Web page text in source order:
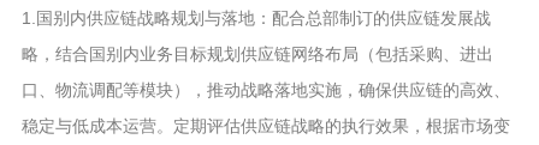
1.国别内供应链战略规划与落地：配合总部制订的供应链发展战
略，结合国别内业务目标规划供应链网络布局（包括采购、进出
口、物流调配等模块），推动战略落地实施，确保供应链的高效、
稳定与低成本运营。定期评估供应链战略的执行效果，根据市场变